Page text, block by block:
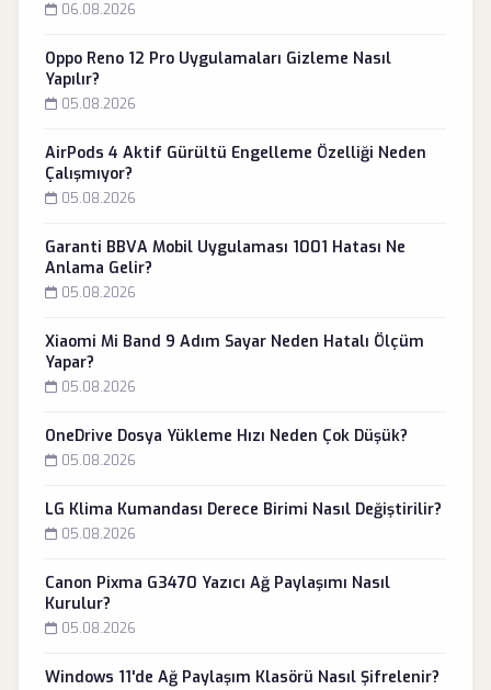
06.08.2026
Oppo Reno 12 Pro Uygulamaları Gizleme Nasıl
Yapılır?
05.08.2026
AirPods 4 Aktif Gürültü Engelleme Özelliği Neden
Çalışmıyor?
05.08.2026
Garanti BBVA Mobil Uygulaması 1001 Hatası Ne
Anlama Gelir?
05.08.2026
Xiaomi Mi Band 9 Adım Sayar Neden Hatalı Ölçüm
Yapar?
05.08.2026
OneDrive Dosya Yükleme Hızı Neden Çok Düşük?
05.08.2026
LG Klima Kumandası Derece Birimi Nasıl Değiştirilir?
05.08.2026
Canon Pixma G3470 Yazıcı Ağ Paylaşımı Nasıl
Kurulur?
05.08.2026
Windows 11'de Ağ Paylaşım Klasörü Nasıl Şifrelenir?